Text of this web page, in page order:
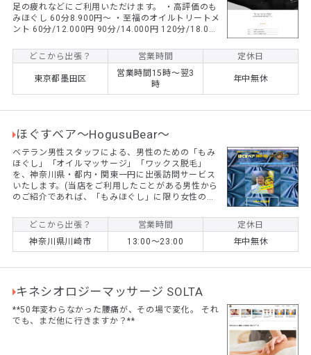
足の疲れなどにご利用いただけます。 ・高評価のも
みほぐし 60分8.900円〜 ・至福のオイルトリートメ
ント 60分/12.000円 90分/14.000円 120分/18.000
問合せください
どこから出張？ 営業時間 定休日
東京都墨田区
営業時間15時〜翌3
時
年中無休
ほぐすベア～HogusuBear～
ベテラン男性スタッフによる、男性のための「もみ
ほぐし」「オイルマッサージ」「ワックス脱毛」
を、神奈川県・都内・関東一円に出張訪問サービス
いたします。(当店をご利用したことがある男性から
のご紹介であれば、「もみほぐし」に限り女性のご
ュアスポーツマン、仕事でかなりお疲れのサラリー
マンの数年来の常連様からご支持をいただいており
ます。ぜひ男性ならではの力強さ・優しさ・爽快感
をまずは一度体験してみてください。 なお、電話で
のみ受け付けさせていただいております。...
どこから出張？ 営業時間
定休日
神奈川県川崎市
13:00～23:00 年中無休
キネシオロジーマッサージ SOLTA
**50年変わらなかった腰痛が、その場で変化。 それ
でも、まだ他に行きますか？**